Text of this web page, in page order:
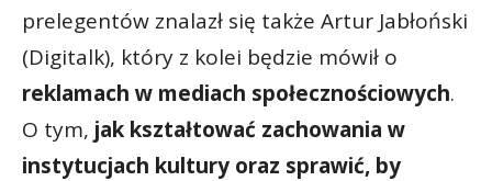
prelegentów znalazł się także Artur Jabłoński
(Digitalk), który z kolei będzie mówił o
reklamach w mediach społecznościowych.
O tym, jak kształtować zachowania w
instytucjach kultury oraz sprawić, by